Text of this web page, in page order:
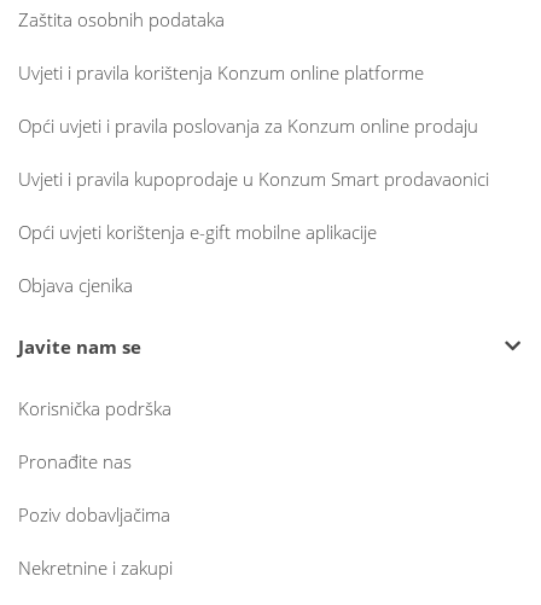
Zaštita osobnih podataka
Uvjeti i pravila korištenja Konzum online platforme
Opći uvjeti i pravila poslovanja za Konzum online prodaju
Uvjeti i pravila kupoprodaje u Konzum Smart prodavaonici
Opći uvjeti korištenja e-gift mobilne aplikacije
Objava cjenika
Javite nam se
Korisnička podrška
Pronađite nas
Poziv dobavljačima
Nekretnine i zakupi